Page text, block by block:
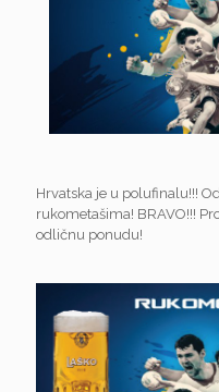
Hrvatska je u polufinalu!!!
rukometašima! BRAVO!!!
odličnu ponudu!